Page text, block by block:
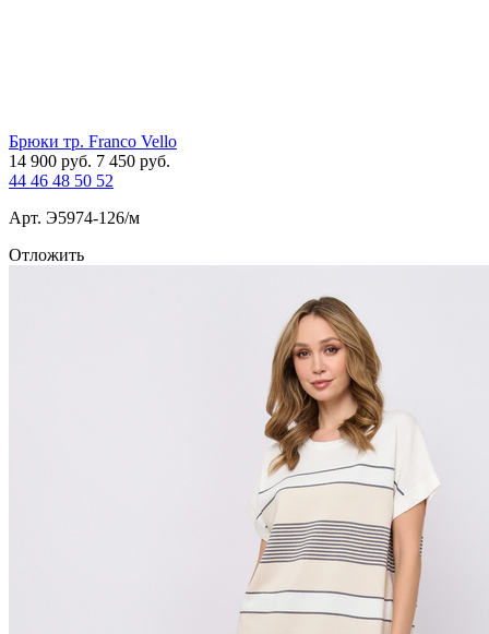
Брюки тр. Franco Vello
14 900 руб. 7 450 руб.
44 46 48 50 52
Арт. Э5974-126/м
Отложить